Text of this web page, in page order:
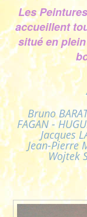
Les
accueillent
situé en
Bruno
FAGAN -
Jacques
Jean-Pierre
Wojtek